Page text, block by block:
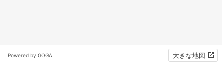
Powered by GOGA 大きな地図